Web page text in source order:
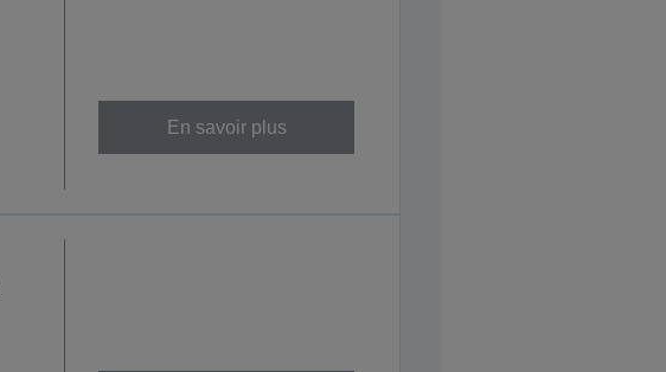
En savoir plus